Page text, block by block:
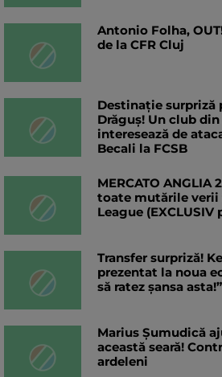
Antonio Folha,
de la CFR Cluj
Destinație surpriză
Drăguș! Un club
interesează de
Becali la FCSB
MERCATO ANGLIA
toate mutările verii
League (EXCLUSIV
Transfer surpriză!
prezentat la noua
să ratez șansa asta!”
Marius Șumudică
această seară!
ardeleni